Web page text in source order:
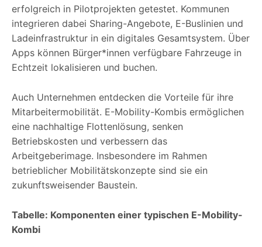
erfolgreich in Pilotprojekten getestet. Kommunen
integrieren dabei Sharing-Angebote, E-Buslinien und
Ladeinfrastruktur in ein digitales Gesamtsystem. Über
Apps können Bürger*innen verfügbare Fahrzeuge in
Echtzeit lokalisieren und buchen.
Auch Unternehmen entdecken die Vorteile für ihre
Mitarbeitermobilität. E-Mobility-Kombis ermöglichen
eine nachhaltige Flottenlösung, senken
Betriebskosten und verbessern das
Arbeitgeberimage. Insbesondere im Rahmen
betrieblicher Mobilitätskonzepte sind sie ein
zukunftsweisender Baustein.
Tabelle: Komponenten einer typischen E-Mobility-
Kombi